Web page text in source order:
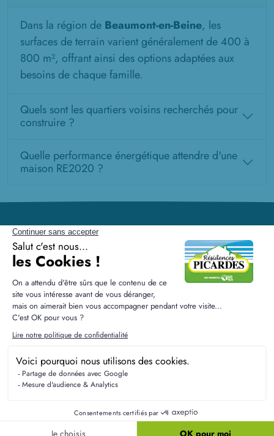
Dans la région de Beaumont-en-Beine, les
surfaces de terrain varient généralement de 400 à
800 m², offrant ainsi des options adaptées aux
besoins de chaque famille.
Quels sont les quartiers voisins recherchés pour
construire ?
Quelle performance énergétique attendre d'une
maison RE2020 ?
Résidences Picardes est le 1er constructeur régional de
Liens utiles
Nos terrains